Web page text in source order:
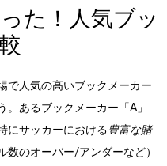
た！人気ブッ
で人気の高いブックメーカー
あるブックメーカー「A」
にサッカーにおける 豊富な賭
数のオーバー/アンダーなど）